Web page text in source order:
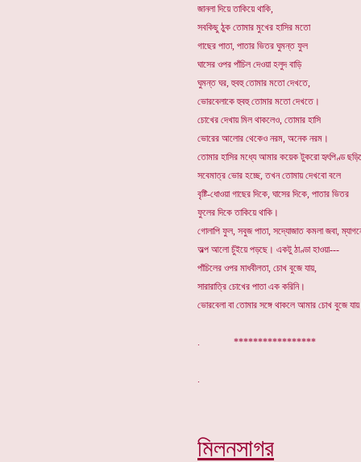
জানলা দিয়ে তাকিয়ে থাকি,
সবকিছু ঠুক তোমার মুখের হাসির মতো
গাছের পাতা, পাতার ভিতর ঘুমন্ত ফুল
ঘাসের ওপর পাঁচিল দেওয়া হলুদ বাড়ি
ঘুমন্ত ঘর, হুবহু তোমার মতো দেখতে,
ভোরবেলাকে হুবহু তোমার মতো দেখতে।
চোখের দেখায় মিল থাকলেও, তোমার হাসি
ভোরের আলোর থেকেও নরম, অনেক নরম।
তোমার হাসির মধ্যে আমার কয়েক টুকরো হৃৎপিণ্ড
সবেমাত্র ভোর হচ্ছে, তখন তোমায় দেখবো বলে
বৃষ্টি-ধোওয়া গাছের দিকে, ঘাসের দিকে, পাতার ভিতর
ফুলের দিকে তাকিয়ে থাকি।
গোলাপি ফুল, সবুজ পাতা, সদ্যোজাত কমলা জবা,
অল্প আলো চুঁইয়ে পড়ছে। একটু ঠাণ্ডা হাওয়া---
পাঁচিলের ওপর মাধবীলতা, চোখ বুজে যায়,
সারারাত্রি চোখের পাতা এক করিনি।
ভোরবেলা বা তোমার সঙ্গে থাকলে আমার চোখ বুজে
. *****************
মিলনসাগর